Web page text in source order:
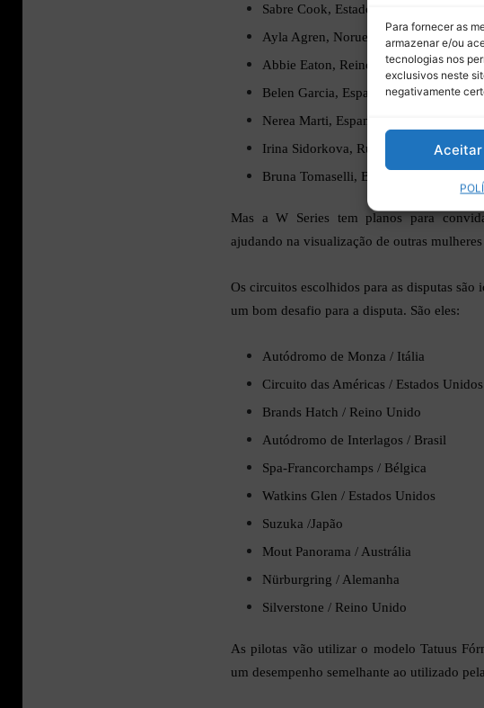
Para fornecer as
armazenar e/ou
tecnologias nos
exclusivos neste
negativamente
Aceitar
Sabre Cook, Estados Unidos, 25
Ayla Agren, Noruega, 26
Abbie Eaton, Reino Unido, 28
Belen Garcia, Espanha, 20
Nerea Marti, Espanha, 18
Irina Sidorkova, Rússia, 16
Bruna Tomaselli, Brasil, 22
Mas a W Series tem planos para
ajudando na visualização de outras
Os circuitos escolhidos para as disputas
um bom desafio para a disputa. São eles:
Autódromo de Monza / Itália
Circuito das Américas / Estados Unidos
Brands Hatch / Reino Unido
Autódromo de Interlagos / Brasil
Spa-Francorchamps / Bélgica
Watkins Glen / Estados Unidos
Suzuka /Japão
Mout Panorama / Austrália
Nürburgring / Alemanha
Silverstone / Reino Unido
As pilotas vão utilizar o modelo Tatuus
um desempenho semelhante ao utilizado